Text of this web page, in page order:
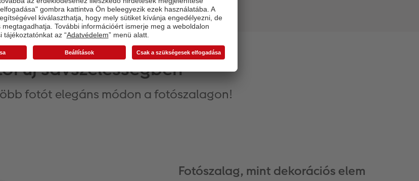
új sávszélességben
fotót elegáns módon a fotószalagon!
Fotószalag, mint dekorációs elem